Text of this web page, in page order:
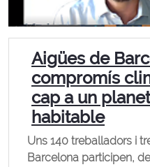
Aigües de
compromís
cap a un
habitable
Uns 140 treballadors i
Barcelona participen,